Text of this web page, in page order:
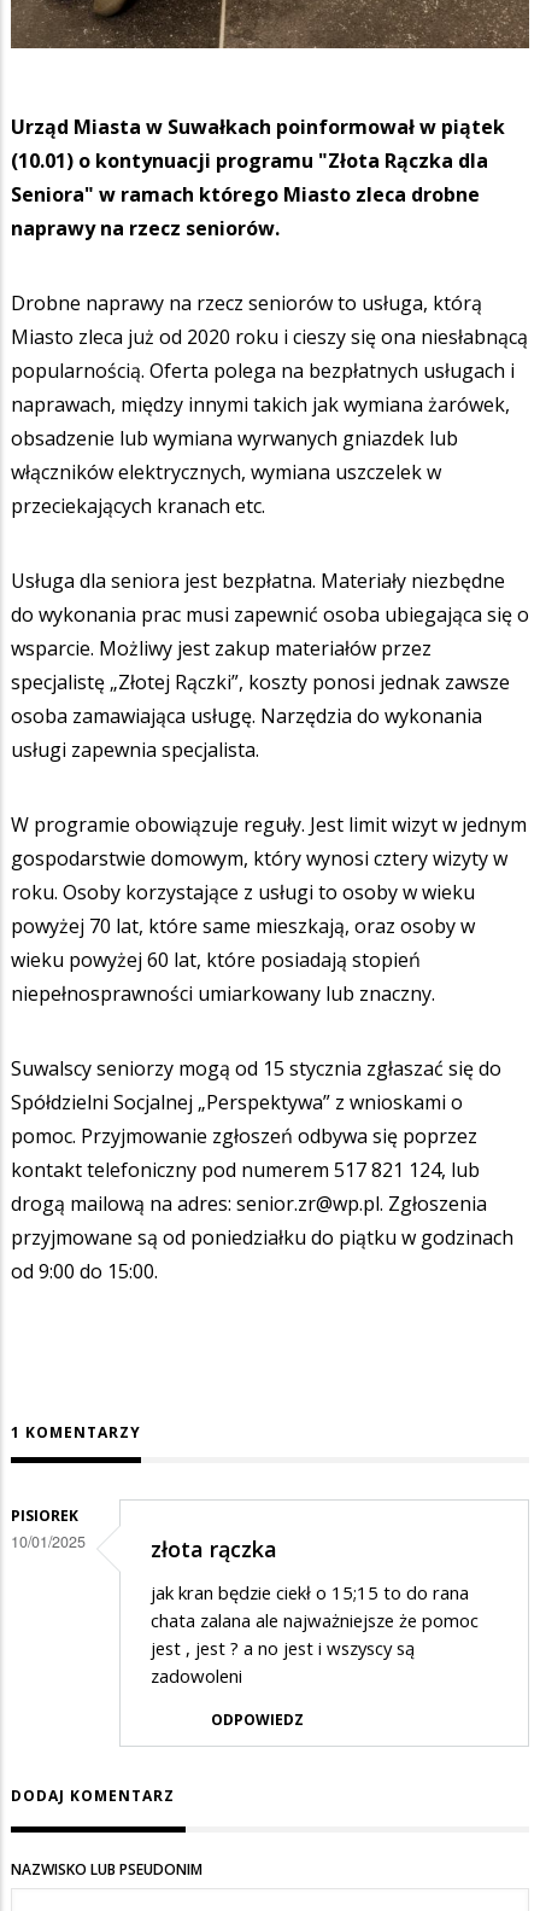
Urząd Miasta w Suwałkach poinformował w piątek
(10.01) o kontynuacji programu "Złota Rączka dla
Seniora" w ramach którego Miasto zleca drobne
naprawy na rzecz seniorów.
Drobne naprawy na rzecz seniorów to usługa, którą
Miasto zleca już od 2020 roku i cieszy się ona niesłabnącą
popularnością. Oferta polega na bezpłatnych usługach i
naprawach, między innymi takich jak wymiana żarówek,
obsadzenie lub wymiana wyrwanych gniazdek lub
włączników elektrycznych, wymiana uszczelek w
przeciekających kranach etc.
Usługa dla seniora jest bezpłatna. Materiały niezbędne
do wykonania prac musi zapewnić osoba ubiegająca się o
wsparcie. Możliwy jest zakup materiałów przez
specjalistę „Złotej Rączki”, koszty ponosi jednak zawsze
osoba zamawiająca usługę. Narzędzia do wykonania
usługi zapewnia specjalista.
W programie obowiązuje reguły. Jest limit wizyt w jednym
gospodarstwie domowym, który wynosi cztery wizyty w
roku. Osoby korzystające z usługi to osoby w wieku
powyżej 70 lat, które same mieszkają, oraz osoby w
wieku powyżej 60 lat, które posiadają stopień
niepełnosprawności umiarkowany lub znaczny.
Suwalscy seniorzy mogą od 15 stycznia zgłaszać się do
Spółdzielni Socjalnej „Perspektywa” z wnioskami o
pomoc. Przyjmowanie zgłoszeń odbywa się poprzez
kontakt telefoniczny pod numerem 517 821 124, lub
drogą mailową na adres: senior.zr@wp.pl. Zgłoszenia
przyjmowane są od poniedziałku do piątku w godzinach
od 9:00 do 15:00.
1 KOMENTARZY
PISIOREK
10/01/2025 złota rączka
jak kran będzie ciekł o 15;15 to do rana
chata zalana ale najważniejsze że pomoc
jest , jest ? a no jest i wszyscy są
zadowoleni
ODPOWIEDZ
DODAJ KOMENTARZ
NAZWISKO LUB PSEUDONIM